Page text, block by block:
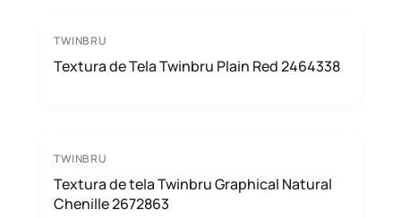
TWINBRU
Textura de Tela Twinbru Plain Red 2464338
TWINBRU
Textura de tela Twinbru Graphical Natural
Chenille 2672863